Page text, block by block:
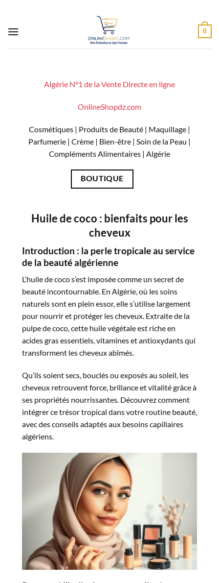
contenu
0
Algérie N°1 de la Vente Directe en ligne
OnlineShopdz.com
Cosmétiques | Produits de Beauté | Maquillage |
Parfumerie | Crème | Bien-être | Soin de la Peau |
Compléments Alimentaires | Algérie
BOUTIQUE
Huile de coco : bienfaits pour les
cheveux
Introduction : la perle tropicale au service
de la beauté algérienne
L’huile de coco s’est imposée comme un secret de
beauté incontournable. En Algérie, où les soins
naturels sont en plein essor, elle s’utilise largement
pour nourrir et protéger les cheveux. Extraite de la
pulpe de coco, cette huile végétale est riche en
acides gras essentiels, vitamines et antioxydants qui
transforment les cheveux abîmés.
Qu’ils soient secs, bouclés ou exposés au soleil, les
cheveux retrouvent force, brillance et vitalité grâce à
ses propriétés nourrissantes. Découvrez comment
intégrer ce trésor tropical dans votre routine beauté,
avec des conseils adaptés aux besoins capillaires
algériens.